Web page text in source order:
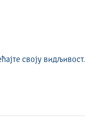
своју видљивост.